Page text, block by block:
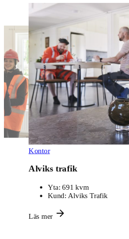
Kontor
Alviks trafik
Yta: 691 kvm
Kund: Alviks Trafik
Läs mer